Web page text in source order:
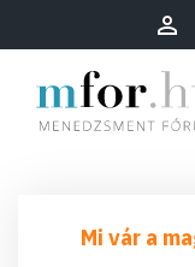
Mi vár a